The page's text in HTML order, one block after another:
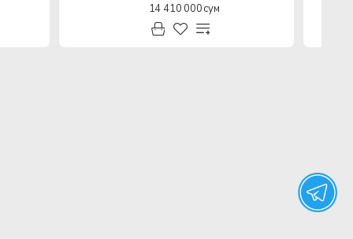
14 410 000 сум